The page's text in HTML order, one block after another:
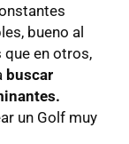
bueno al
que en otros,
buscar
un Golf muy